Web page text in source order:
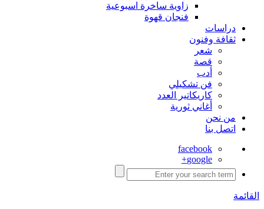
زاوية ساخرة اسبوعية
فنجان قهوة
دراسات
ثقافة وفنون
شعر
قصة
أدب
فن تشكيلي
كاريكاتير العدد
أغاني ثورية
من نحن
اتصل بنا
facebook
google+
القائمة